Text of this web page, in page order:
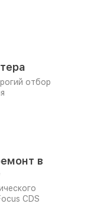
отбор
в
CDS